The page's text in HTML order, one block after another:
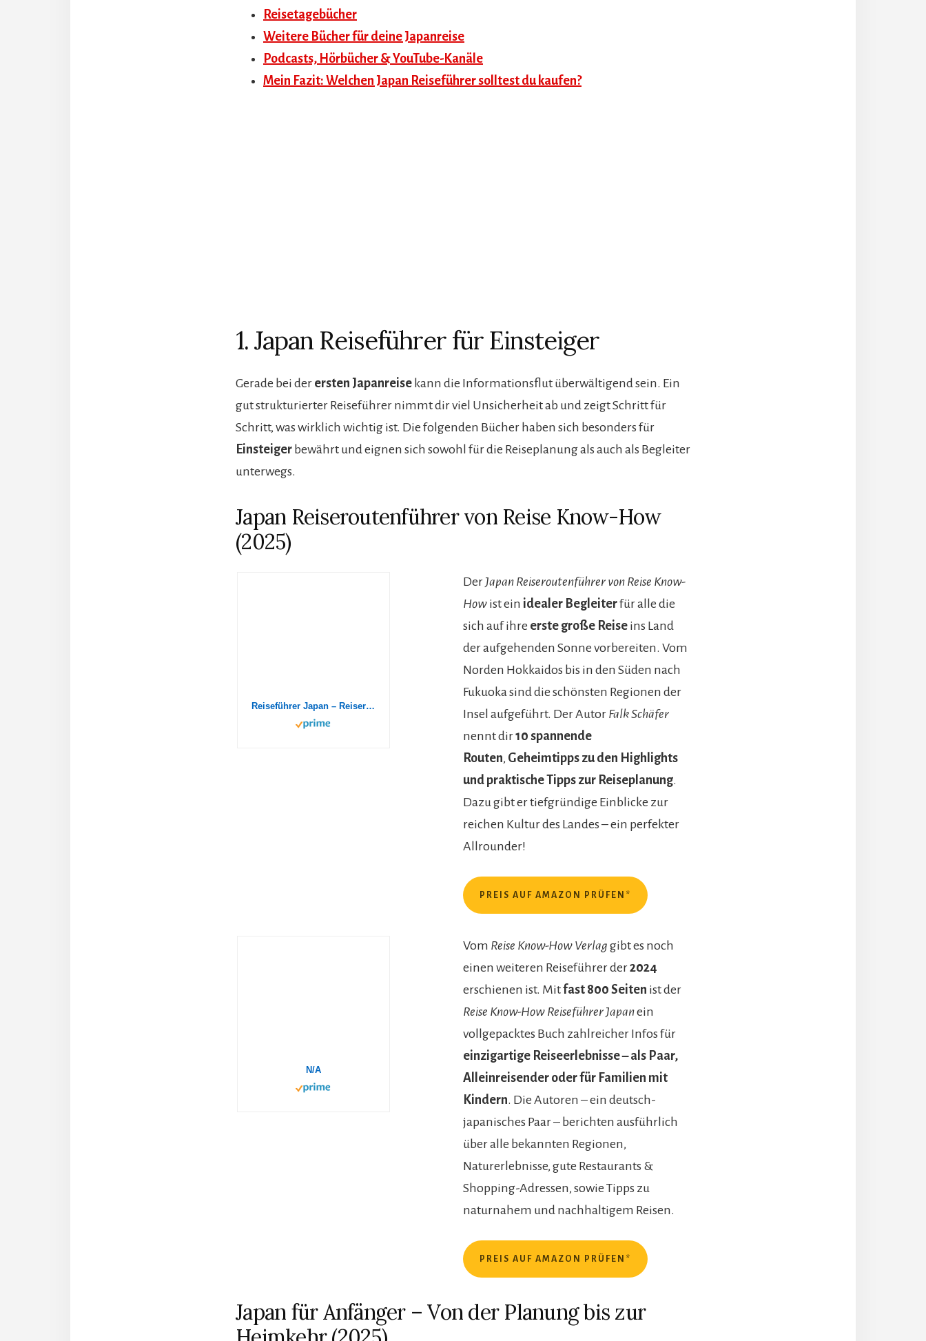
Reisetagebücher
Weitere Bücher für deine Japanreise
Podcasts, Hörbücher & YouTube-Kanäle
Mein Fazit: Welchen Japan Reiseführer solltest du kaufen?
1. Japan Reiseführer für Einsteiger
Gerade bei der ersten Japanreise kann die Informationsflut überwältigend sein. Ein
gut strukturierter Reiseführer nimmt dir viel Unsicherheit ab und zeigt Schritt für
Schritt, was wirklich wichtig ist. Die folgenden Bücher haben sich besonders für
Einsteiger bewährt und eignen sich sowohl für die Reiseplanung als auch als Begleiter
unterwegs.
Japan Reiseroutenführer von Reise Know-How
(2025)
Reiseführer Japan – Reiserouten, Highlights, Inspiration: Reiseroutenführer von Reise Know-How
Der Japan Reiseroutenführer von Reise Know-
How ist ein idealer Begleiterfür alle die
sich auf ihre erste große Reise ins Land
der aufgehenden Sonne vorbereiten. Vom
Norden Hokkaidos bis in den Süden nach
Fukuoka sind die schönsten Regionen der
Insel aufgeführt. Der Autor Falk Schäfer
nennt dir10 spannende
Routen, Geheimtipps zu den Highlights
und praktische Tipps zur Reiseplanung.
Dazu gibt er tiefgründige Einblicke zur
reichen Kultur des Landes – ein perfekter
Allrounder!
PREIS AUF AMAZON PRÜFEN*
N/A
Vom Reise Know-How Verlag gibt es noch
einen weiteren Reiseführer der2024
erschienen ist. Mitfast 800 Seiten ist der
Reise Know-How Reiseführer Japanein
vollgepacktes Buch zahlreicher Infos für
einzigartige Reiseerlebnisse – als Paar,
Alleinreisender oder für Familien mit
Kindern. Die Autoren – ein deutsch-
japanisches Paar – berichten ausführlich
über alle bekannten Regionen,
Naturerlebnisse, gute Restaurants &
Shopping-Adressen, sowie Tipps zu
naturnahem und nachhaltigem Reisen.
PREIS AUF AMAZON PRÜFEN*
Japan für Anfänger – Von der Planung bis zur